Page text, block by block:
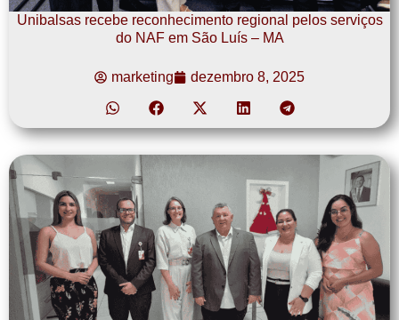
Unibalsas recebe reconhecimento regional pelos serviços
do NAF em São Luís – MA
marketing dezembro 8, 2025